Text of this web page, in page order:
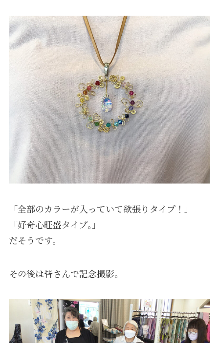
「全部のカラーが入っていて欲張りタイプ！」
「好奇心旺盛タイプ｡」
だそうです。
その後は皆さんで記念撮影｡